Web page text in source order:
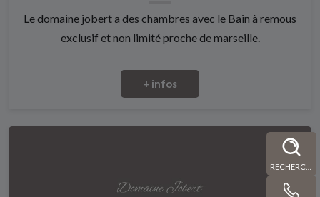
Le domaine jobert a des chambres avec le Bain à remous
exclusif et non limité proche de marseille.
+ infos